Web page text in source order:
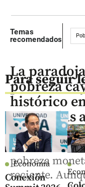
Temas
recomendados
Para seguir
Economía
Conexión
La
pobreza
histórico
no gracias
Colombia
pobreza
reciente.